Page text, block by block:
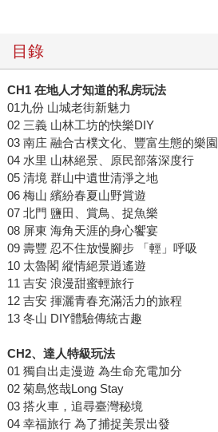
目錄
CH1 在地人才知道的私房玩法
01九份 山城老街新魅力
02 三義 山林工坊的快樂DIY
03 南庄 融合古樸文化、豐富生態的樂園
04 水里 山林絕景、原民部落深度行
05 清境 群山中遺世清淨之地
06 梅山 繽紛春夏山野賞遊
07 北門 鹽田、賞鳥、捉魚樂
08 屏東 海角天涯的身心饗宴
09 壽豐 忍不住放慢腳步 「輕」呼吸
10 太魯閣 縱情絕景逍遙遊
11 吉安 浪漫甜蜜輕旅行
12 吉安 揮灑青春充滿活力的旅程
13 冬山 DIY體驗傳統古趣
CH2、達人特級玩法
01 獨自出走漫遊 為生命充電加分
02 菊島悠哉Long Stay
03 搭火車，追尋臺灣秘境
04 幸福旅行 為了捕捉美景出發